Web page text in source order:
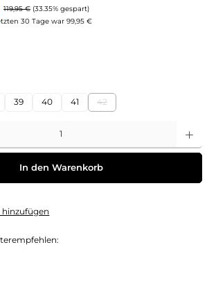
Regulärer Preis:
119,95 € (33.35% gespart)
30 Tage war 99,95 €
39 40 41 42
(Diese Option ist zurzeit nicht
In den Warenkorb